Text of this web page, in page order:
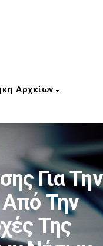
Αρχείων
Για Την
Την
Της